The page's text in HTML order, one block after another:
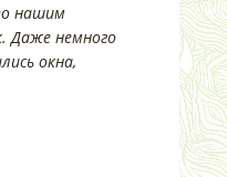
нашим
Даже немного
окна,